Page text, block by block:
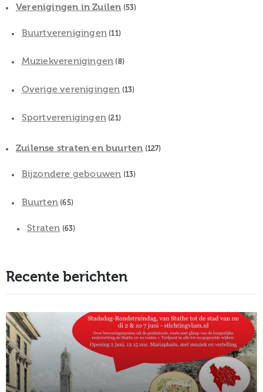
Verenigingen in Zuilen (53)
Buurtverenigingen (11)
Muziekverenigingen (8)
Overige verenigingen (13)
Sportverenigingen (21)
Zuilense straten en buurten (127)
Bijzondere gebouwen (13)
Buurten (65)
Straten (63)
Recente berichten